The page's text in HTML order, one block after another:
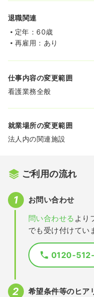
退職関連
定年：60歳
再雇用：あり
仕事内容の変更範囲
看護業務全般
就業場所の変更範囲
法人内の関連施設
ご利用の流れ
お問い合わせ
問い合わせる より
でも受け付けてい
0120-
希望条件等のヒア